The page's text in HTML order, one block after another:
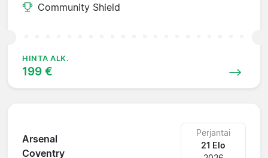
Community Shield
HINTA ALK.
199 €
Arsenal
Coventry
Perjantai
21 Elo